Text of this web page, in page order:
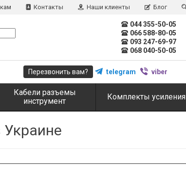
Контакты Наши клиенты Блог
044 355-50-05
066 588-80-05
093 247-69-97
068 040-50-05
Перезвонить вам? telegram viber
Кабели разъемы
инструмент
Комплекты усиления
Украине